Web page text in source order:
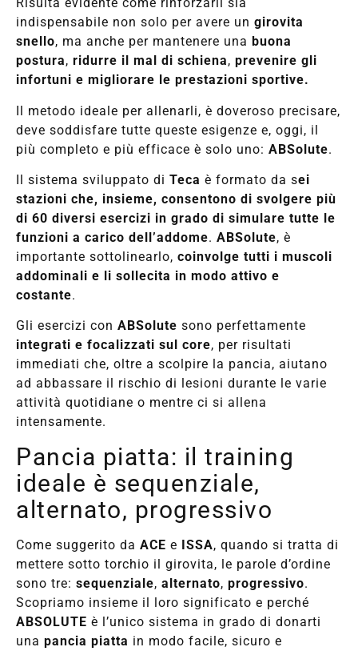
indispensabile non solo per avere un girovita
snello, ma anche per mantenere una buona
postura, ridurre il mal di schiena, prevenire gli
infortuni e migliorare le prestazioni sportive.
Il metodo ideale per allenarli, è doveroso precisare,
deve soddisfare tutte queste esigenze e, oggi, il
più completo e più efficace è solo uno: ABSolute.
Il sistema sviluppato di Teca è formato da sei
stazioni che, insieme, consentono di svolgere più
di 60 diversi esercizi in grado di simulare tutte le
funzioni a carico dell’addome. ABSolute, è
importante sottolinearlo, coinvolge tutti i muscoli
addominali e li sollecita in modo attivo e
costante.
Gli esercizi con ABSolute sono perfettamente
integrati e focalizzati sul core, per risultati
immediati che, oltre a scolpire la pancia, aiutano
ad abbassare il rischio di lesioni durante le varie
attività quotidiane o mentre ci si allena
intensamente.
Pancia piatta: il training
ideale è sequenziale,
alternato, progressivo
Come suggerito da ACE e ISSA, quando si tratta di
mettere sotto torchio il girovita, le parole d’ordine
sono tre: sequenziale, alternato, progressivo.
Scopriamo insieme il loro significato e perché
ABSOLUTE è l’unico sistema in grado di donarti
una pancia piatta in modo facile, sicuro e